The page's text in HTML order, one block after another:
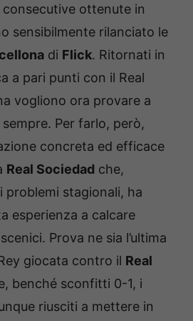
ottenute in
sensibilmente rilanciato le
di Flick. Ritornati in
a pari punti con il Real
vogliono ora provare a
Per farlo, però,
concreta ed efficace
Real Sociedad che,
stagionali, ha
esperienza a calcare
Prova ne sia l’ultima
giocata contro il Real
benché sconfitti 0-1, i
riusciti a mettere in